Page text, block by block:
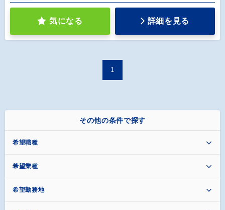
気になる 詳細を見る
1
その他の条件で探す
希望職種
希望業種
希望勤務地